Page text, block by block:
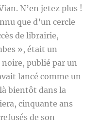
N’en jetez plus !
que d’un cercle
de librairie,
», était un
publié par un
lancé comme un
bientôt dans la
cinquante ans
de son